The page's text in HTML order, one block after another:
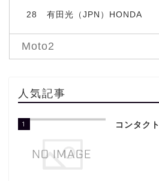
28 有田光（JPN）HONDA
Moto2
人気記事
1 コンタクト